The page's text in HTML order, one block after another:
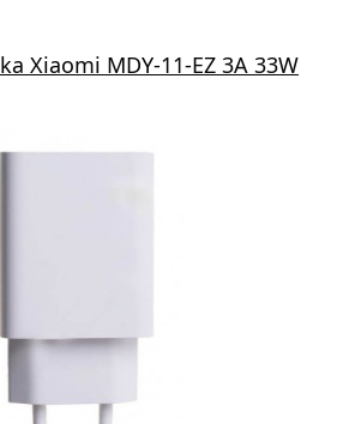
Xiaomi MDY-11-EZ 3A 33W